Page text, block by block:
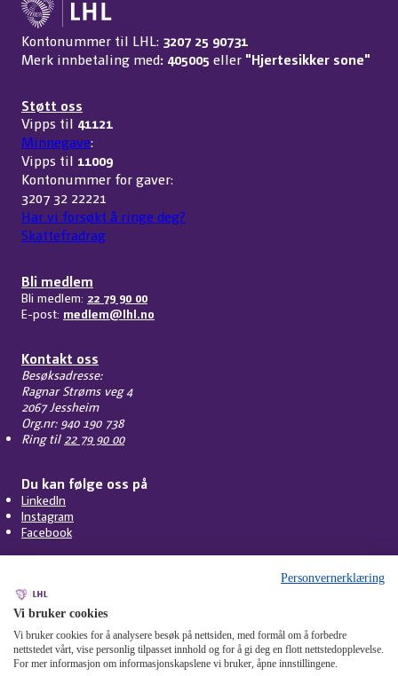
Kontonummer til LHL: 3207 25 90731
Merk innbetaling med: 405005eller "Hjertesikker sone"
Støtt oss
Vipps til 41121
Minnegave:
Vipps til 11009
Kontonummer for gaver:
3207 32 22221
Har vi forsøkt å ringe deg?
Skattefradrag
Bli medlem
Bli medlem: 22 79 90 00
E-post: medlem@lhl.no
Kontakt oss
Besøksadresse:
Ragnar Strøms veg 4
2067 Jessheim
Org.nr: 940 190 738
Ring til 22 79 90 00
Du kan følge oss på
LinkedIn
Instagram
Facebook
Personvernerklæring
Vi bruker cookies
Vi bruker cookies for å analysere besøk på nettsiden, med formål om å forbedre
nettstedet vårt, vise personlig tilpasset innhold og for å gi deg en flott nettstedopplevelse.
For mer informasjon om informasjonskapslene vi bruker, åpne innstillingene.